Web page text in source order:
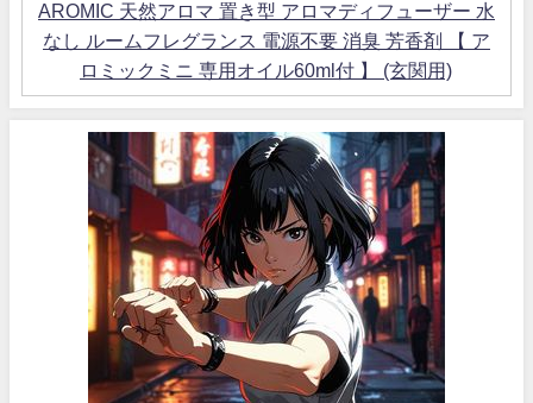
AROMIC 天然アロマ 置き型 アロマディフューザー 水
なし ルームフレグランス 電源不要 消臭 芳香剤 【 ア
ロミックミニ 専用オイル60ml付 】 (玄関用)